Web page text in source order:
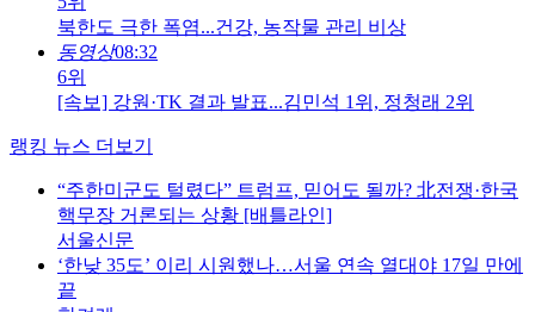
북한도 극한 폭염...건강, 농작물 관리 비상
동영상08:32
6위
[속보] 강원·TK 결과 발표...김민석 1위, 정청래 2위
랭킹 뉴스 더보기
“주한미군도 털렸다” 트럼프, 믿어도 될까? 北전쟁·한국
핵무장 거론되는 상황 [배틀라인]
서울신문
‘한낮 35도’ 이리 시원했나…서울 연속 열대야 17일 만에
끝